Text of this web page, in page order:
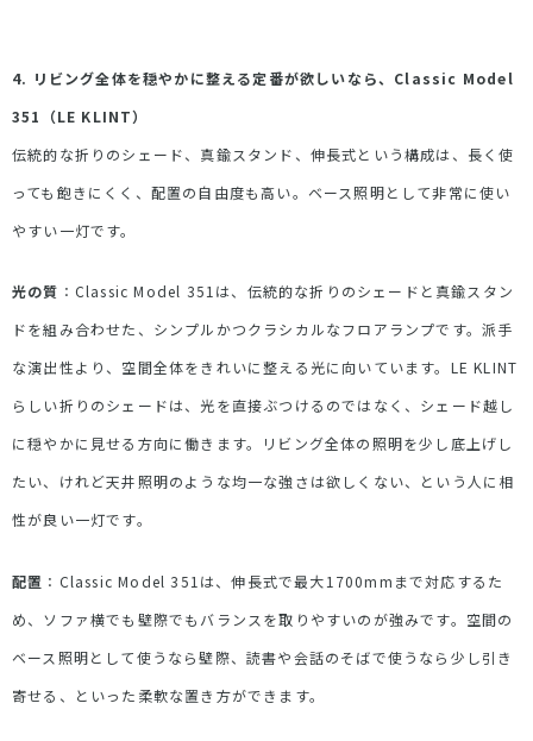
4. リビング全体を穏やかに整える定番が欲しいなら、 Classic Model
351
（LE KLINT）
伝統的な折りのシェード、真鍮スタンド、伸長式という構成は、長く使
っても飽きにくく、配置の自由度も高い。ベース照明として非常に使い
やすい一灯です。
光の質 ： Classic Model 351 は、伝統的な折りのシェードと真鍮スタン
ドを組み合わせた、シンプルかつクラシカルなフロアランプです。派手
な演出性より、空間全体をきれいに整える光に向いています。 LE KLINT
らしい折りのシェードは、光を直接ぶつけるのではなく、シェード越し
に穏やかに見せる方向に働きます。リビング全体の照明を少し底上げし
たい、けれど天井照明のような均一な強さは欲しくない、という人に相
性が良い一灯です。
配置 ： Classic Model 351 は、伸長式で最大1700mm まで対応するた
め、ソファ横でも壁際でもバランスを取りやすいのが強みです。空間の
ベース照明として使うなら壁際、読書や会話のそばで使うなら少し引き
寄せる、といった柔軟な置き方ができます。